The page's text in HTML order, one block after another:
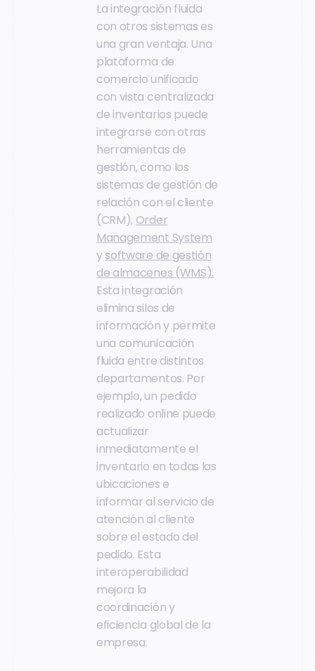
La integración fluida
con otros sistemas es
una gran ventaja. Una
plataforma de
comercio unificado
con vista centralizada
de inventarios puede
integrarse con otras
herramientas de
gestión, como los
sistemas de gestión de
relación con el cliente
(CRM), Order
Management System
ysoftware de gestión
de almacenes (WMS).
Esta integración
elimina silos de
información y permite
una comunicación
fluida entre distintos
departamentos. Por
ejemplo, un pedido
realizado online puede
actualizar
inmediatamente el
inventario en todas las
ubicaciones e
informar al servicio de
atención al cliente
sobre el estado del
pedido. Esta
interoperabilidad
mejora la
coordinación y
eficiencia global de la
empresa.